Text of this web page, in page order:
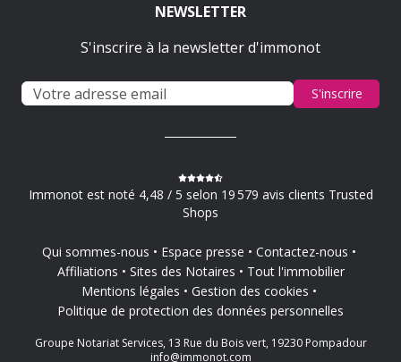
NEWSLETTER
S'inscrire à la newsletter d'immonot
S'inscrire
Immonot est noté 4,48 / 5 selon 19 579 avis clients Trusted
Shops
Qui sommes-nous Espace presse
Contactez-nous
Affiliations
Sites des Notaires
Tout l'immobilier
Mentions légales
Gestion des cookies
Politique de protection des données personnelles
Groupe Notariat Services, 13 Rue du Bois vert, 19230 Pompadour
info@immonot.com